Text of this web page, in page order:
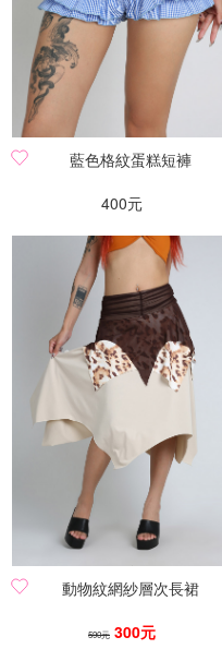
藍色格紋蛋糕短褲
400元
動物紋網紗層次長裙
590元 300元